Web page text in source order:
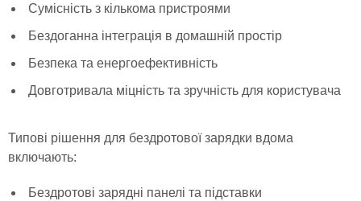
Сумісність з кількома пристроями
Бездоганна інтеграція в домашній простір
Безпека та енергоефективність
Довготривала міцність та зручність для користувача
Типові рішення для бездротової зарядки вдома
включають:
Бездротові зарядні панелі та підставки